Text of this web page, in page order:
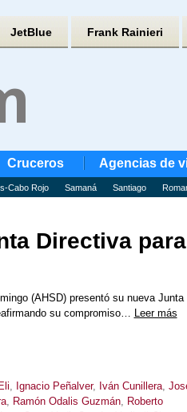
JetBlue Frank Rainieri
Cruceros Agencias de
Cabo Rojo Samaná Santiago
Directiva para
(AHSD) presentó su nueva Junta
su compromiso… Leer más
, Ignacio Peñalver, Iván Cunillera,
, Ramón Odalis Guzmán, Roberto